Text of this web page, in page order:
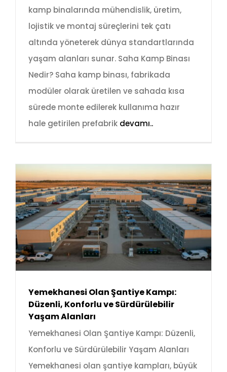
kamp binalarında mühendislik, üretim,
lojistik ve montaj süreçlerini tek çatı
altında yöneterek dünya standartlarında
yaşam alanları sunar. Saha Kamp Binası
Nedir? Saha kamp binası, fabrikada
modüler olarak üretilen ve sahada kısa
sürede monte edilerek kullanıma hazır
hale getirilen prefabrik devamı..
Yemekhanesi Olan Şantiye Kampı:
Düzenli, Konforlu ve Sürdürülebilir
Yaşam Alanları
Yemekhanesi Olan Şantiye Kampı: Düzenli,
Konforlu ve Sürdürülebilir Yaşam Alanları
Yemekhanesi olan şantiye kampları, büyük